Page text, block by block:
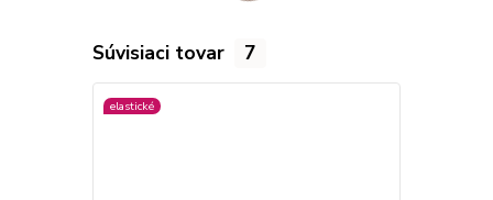
Súvisiaci tovar 7
elastické